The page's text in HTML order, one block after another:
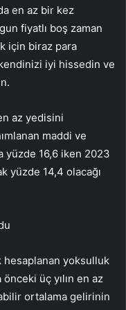
en az bir kez
fiyatlı boş zaman
için biraz para
iyi hissedin ve
az yedisini
maddi ve
yüzde 16,6 iken 2023
yüzde 14,4 olacağı
hesaplanan yoksulluk
önceki üç yılın en az
ortalama gelirinin